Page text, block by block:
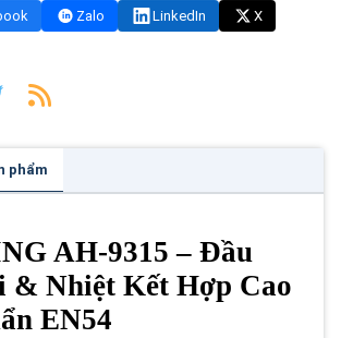
Zalo LinkedIn
X
phẩm
AH-9315 – Đầu
& Nhiệt Kết Hợp Cao
EN54